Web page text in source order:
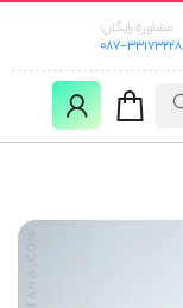
مشاوره رایگان:
087-33173228